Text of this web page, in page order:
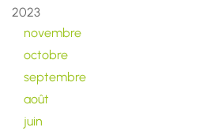
2023
novembre
octobre
septembre
août
juin